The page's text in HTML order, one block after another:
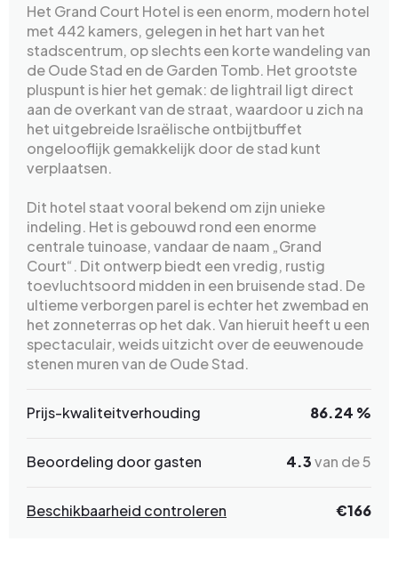
Het Grand Court Hotel is een enorm, modern hotel
met 442 kamers, gelegen in het hart van het
stadscentrum, op slechts een korte wandeling van
de Oude Stad en de Garden Tomb. Het grootste
pluspunt is hier het gemak: de lightrail ligt direct
aan de overkant van de straat, waardoor u zich na
het uitgebreide Israëlische ontbijtbuffet
ongelooflijk gemakkelijk door de stad kunt
verplaatsen.
Dit hotel staat vooral bekend om zijn unieke
indeling. Het is gebouwd rond een enorme
centrale tuinoase, vandaar de naam „Grand
Court“. Dit ontwerp biedt een vredig, rustig
toevluchtsoord midden in een bruisende stad. De
ultieme verborgen parel is echter het zwembad en
het zonneterras op het dak. Van hieruit heeft u een
spectaculair, weids uitzicht over de eeuwenoude
stenen muren van de Oude Stad.
Prijs-kwaliteitverhouding 86.24 %
Beoordeling door gasten 4.3van de 5
Beschikbaarheid controleren €166